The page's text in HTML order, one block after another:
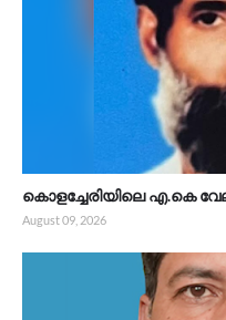
കൊളച്ചേരിയിലെ എ.കെ
August 09, 2026